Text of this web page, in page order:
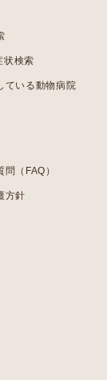
状検索
ている動物病院
（FAQ）
方針